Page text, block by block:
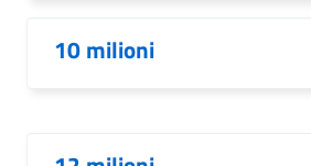
10 milioni